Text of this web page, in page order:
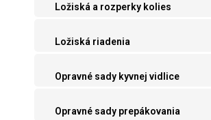
Ložiská a rozperky kolies
Ložiská riadenia
Opravné sady kyvnej vidlice
Opravné sady prepákovania